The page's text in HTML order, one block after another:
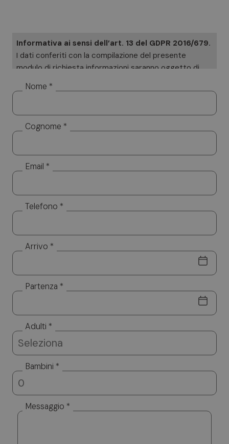
Informativa ai sensi dell’art. 13 del GDPR 2016/679.
I dati conferiti con la compilazione del presente
modulo di richiesta informazioni saranno oggetto di
saranno utilizzati esclusivamente per dare risposta
diffusi a soggetti terzi. Titolare del trattamento è
Altea Software SRL, cui potrà rivolgersi per l’esercizio
dati, d’integrazione, rettifica e cancellazione. Per la
visione dell’informativa completa si rimanda a:
Nome *
Cognome *
Email *
Telefono *
Arrivo *
Partenza *
Adulti *
Bambini *
Messaggio *